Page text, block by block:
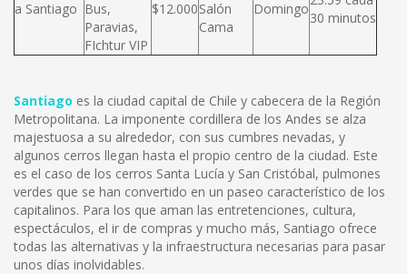
a Santiago Bus,
Paravias,
FIchtur VIP
$12.000Salón
Cama
Domingo
30 minutos
Santiago es la ciudad capital de Chile y cabecera de la Región
Metropolitana. La imponente cordillera de los Andes se alza
majestuosa a su alrededor, con sus cumbres nevadas, y
algunos cerros llegan hasta el propio centro de la ciudad. Este
es el caso de los cerros Santa Lucía y San Cristóbal, pulmones
verdes que se han convertido en un paseo característico de los
capitalinos. Para los que aman las entretenciones, cultura,
espectáculos, el ir de compras y mucho más, Santiago ofrece
todas las alternativas y la infraestructura necesarias para pasar
unos días inolvidables.